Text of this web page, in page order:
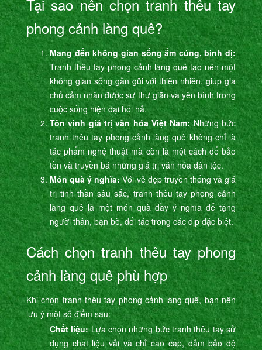
Tại sao nên chọn tranh thêu tay
phong cảnh làng quê?
Mang đến không gian sống ấm cúng, bình dị:
Tranh thêu tay phong cảnh làng quê tạo nên một
không gian sống gần gũi với thiên nhiên, giúp gia
chủ cảm nhận được sự thư giãn và yên bình trong
cuộc sống hiện đại hối hả.
Tôn vinh giá trị văn hóa Việt Nam:Những bức
tranh thêu tay phong cảnh làng quê không chỉ là
tác phẩm nghệ thuật mà còn là một cách để bảo
tồn và truyền bá những giá trị văn hóa dân tộc.
Món quà ý nghĩa:Với vẻ đẹp truyền thống và giá
trị tinh thần sâu sắc, tranh thêu tay phong cảnh
làng quê là một món quà đầy ý nghĩa để tặng
người thân, bạn bè, đối tác trong các dịp đặc biệt.
Cách chọn tranh thêu tay phong
cảnh làng quê phù hợp
Khi chọn tranh thêu tay phong cảnh làng quê, bạn nên
lưu ý một số điểm sau:
Chất liệu:Lựa chọn những bức tranh thêu tay sử
dụng chất liệu vải và chỉ cao cấp, đảm bảo độ